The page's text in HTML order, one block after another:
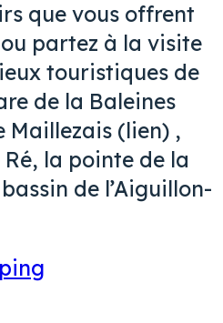
que vous offrent
partez à la visite
touristiques de
de la Baleines
Maillezais (lien) ,
Ré, la pointe de la
de l’Aiguillon-